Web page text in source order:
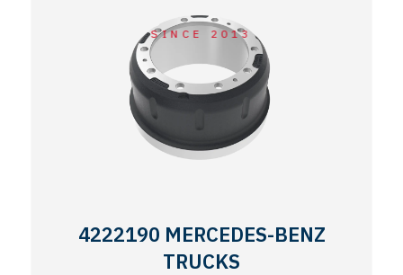
SINCE 2013
4222190 MERCEDES-BENZ
TRUCKS